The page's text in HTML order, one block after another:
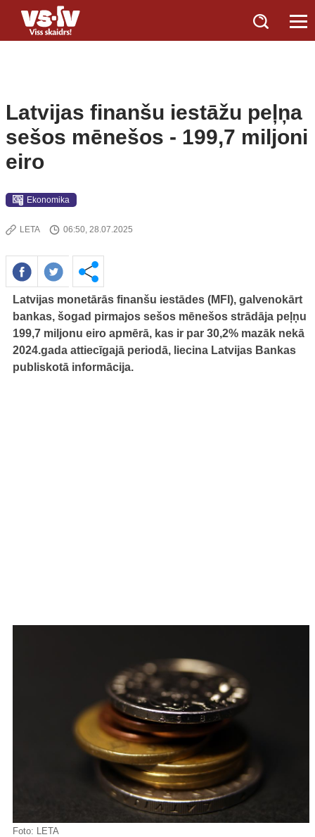
Latvijas finanšu iestāžu peļņa
sešos mēnešos - 199,7 miljoni
eiro
Ekonomika
LETA 06:50, 28.07.2025
Latvijas monetārās finanšu iestādes (MFI), galvenokārt
bankas, šogad pirmajos sešos mēnešos strādāja peļņu
199,7 miljonu eiro apmērā, kas ir par 30,2% mazāk nekā
2024.gada attiecīgajā periodā, liecina Latvijas Bankas
publiskotā informācija.
Foto: LETA